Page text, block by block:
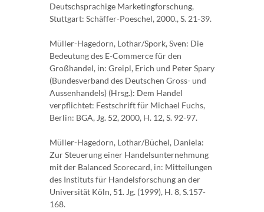
Deutschsprachige Marketingforschung,
Stuttgart: Schäffer-Poeschel, 2000., S. 21-39.
Müller-Hagedorn, Lothar/Spork, Sven: Die
Bedeutung des E-Commerce für den
Großhandel, in: Greipl, Erich und Peter Spary
(Bundesverband des Deutschen Gross- und
Aussenhandels) (Hrsg.): Dem Handel
verpflichtet: Festschrift für Michael Fuchs,
Berlin: BGA, Jg. 52, 2000, H. 12, S. 92-97.
Müller-Hagedorn, Lothar/Büchel, Daniela:
Zur Steuerung einer Handelsunternehmung
mit der Balanced Scorecard, in: Mitteilungen
des Instituts für Handelsforschung an der
Universität Köln, 51. Jg. (1999), H. 8, S.157-
168.